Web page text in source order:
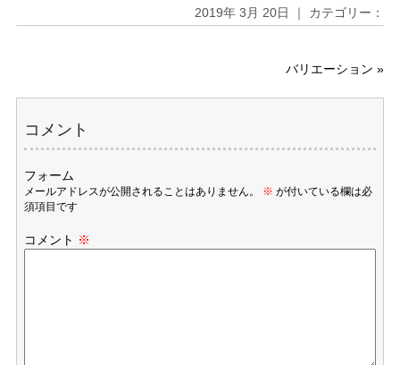
2019年 3月 20日 ｜ カテゴリー：
バリエーション »
コメント
フォーム
メールアドレスが公開されることはありません。 ※ が付いている欄は必
須項目です
コメント ※